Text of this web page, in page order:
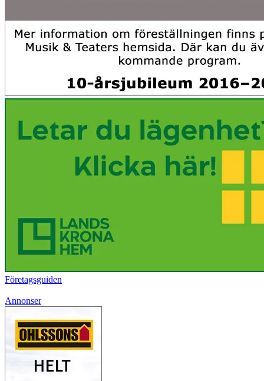
Företagsguiden
Annonser